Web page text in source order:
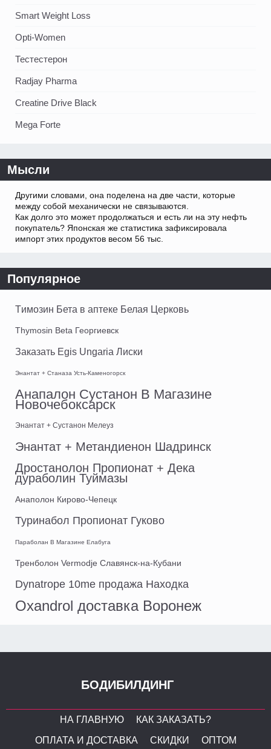
Smart Weight Loss
Opti-Women
Тестестерон
Radjay Pharma
Creatine Drive Black
Mega Forte
Мысли
Другими словами, она поделена на две части, которые
между собой механически не связываются.
Как долго это может продолжаться и есть ли на эту нефть
покупатель? Японская же статистика зафиксировала
импорт этих продуктов весом 56 тыс.
Популярное
Tимозин Бета в аптеке Белая Церковь
Thymosin Beta Георгиевск
Заказать Egis Ungaria Лиски
Энантат + Станаза Усть-Каменогорск
Анапалон Сустанон В Магазине
Новочебоксарск
Энантат + Сустанон Мелеуз
Энантат + Метандиенон Шадринск
Дростанолон Пропионат + Дека
дураболин Туймазы
Анаполон Кирово-Чепецк
Туринабол Пропионат Гуково
Параболан В Магазине Елабуга
Тренболон Vermodje Славянск-на-Кубани
Dynatrope 10me продажа Находка
Oxandrol доставка Воронеж
БОДИБИЛДИНГ
НА ГЛАВНУЮ
КАК ЗАКАЗАТЬ?
ОПЛАТА И ДОСТАВКА
СКИДКИ ОПТОМ